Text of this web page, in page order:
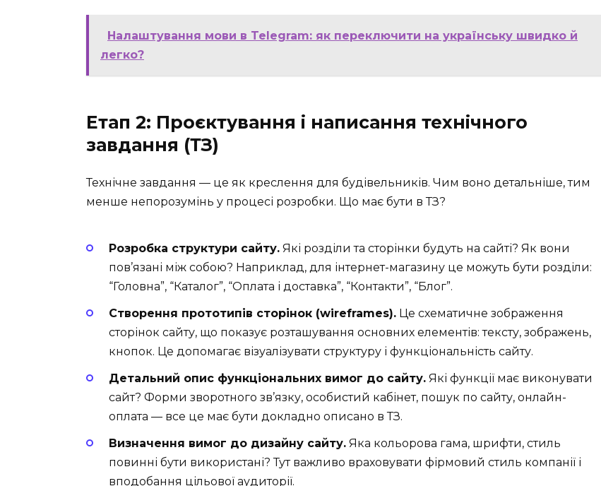
Налаштування мови в Telegram: як переключити на українську швидко й
легко?
Етап 2: Проєктування і написання технічного
завдання (ТЗ)
Технічне завдання — це як креслення для будівельників. Чим воно детальніше, тим
менше непорозумінь у процесі розробки. Що має бути в ТЗ?
Розробка структури сайту. Які розділи та сторінки будуть на сайті? Як вони
пов’язані між собою? Наприклад, для інтернет-магазину це можуть бути розділи:
“Головна”, “Каталог”, “Оплата і доставка”, “Контакти”, “Блог”.
Створення прототипів сторінок (wireframes). Це схематичне зображення
сторінок сайту, що показує розташування основних елементів: тексту, зображень,
кнопок. Це допомагає візуалізувати структуру і функціональність сайту.
Детальний опис функціональних вимог до сайту. Які функції має виконувати
сайт? Форми зворотного зв’язку, особистий кабінет, пошук по сайту, онлайн-
оплата — все це має бути докладно описано в ТЗ.
Визначення вимог до дизайну сайту. Яка кольорова гама, шрифти, стиль
повинні бути використані? Тут важливо враховувати фірмовий стиль компанії і
вподобання цільової аудиторії.